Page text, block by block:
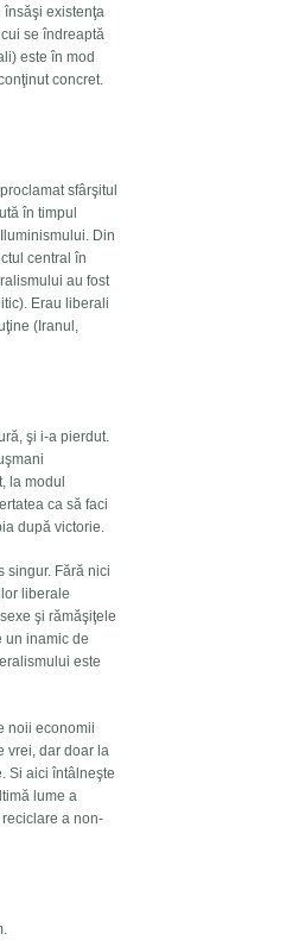
însăşi existenţa
se îndreaptă
este în mod
concret.
sfârşitul
în timpul
Din
central în
au fost
Erau liberali
(Iranul,
şi i-a pierdut.
la modul
ca să faci
după victorie.
singur. Fără nici
liberale
şi rămăşiţele
un inamic de
este
noii economii
vrei, dar doar la
Si aici întâlneşte
lume a
a non-